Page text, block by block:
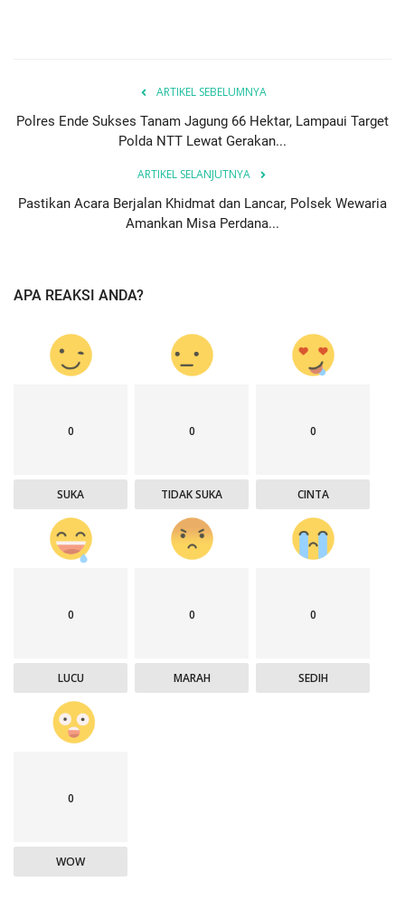
ARTIKEL SEBELUMNYA
Polres Ende Sukses Tanam Jagung 66 Hektar, Lampaui Target
Polda NTT Lewat Gerakan...
ARTIKEL SELANJUTNYA
Pastikan Acara Berjalan Khidmat dan Lancar, Polsek Wewaria
Amankan Misa Perdana...
APA REAKSI ANDA?
0
SUKA
0
TIDAK SUKA
0
CINTA
0
LUCU
0
MARAH
0
SEDIH
0
WOW